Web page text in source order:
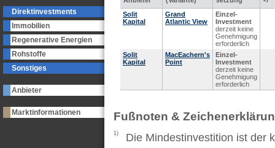
Direktinvestments
Immobilien
Regenerative Energien
Rohstoffe
Sonstiges
Anbieter
Marktinformationen
Solit
Kapital
Grand
Atlantic View
Einzel-
Investment
derzeit keine
Genehmigung
erforderlich
Solit
Kapital
MacEachern's
Point
Einzel-
Investment
derzeit keine
Genehmigung
erforderlich
Fußnoten &
1)
Die Mindestinvestition ist der